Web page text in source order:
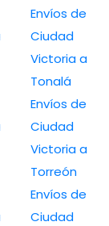
Envíos de
Ciudad
Victoria a
Tonalá
Envíos de
Ciudad
Victoria a
Torreón
Envíos de
Ciudad